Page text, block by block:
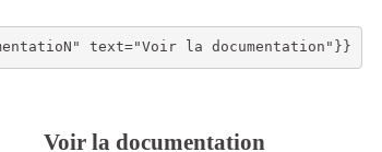
Voir la documentation